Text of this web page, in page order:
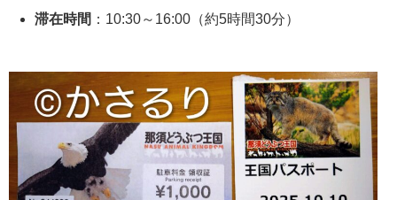
滞在時間 ：10:30～16:00（約5時間30分）